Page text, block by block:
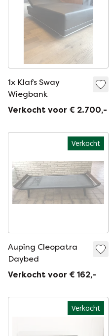
1x Klafs Sway
Wiegbank
Verkocht voor € 2.700,-
Verkocht
Auping Cleopatra
Daybed
Verkocht voor € 162,-
Verkocht